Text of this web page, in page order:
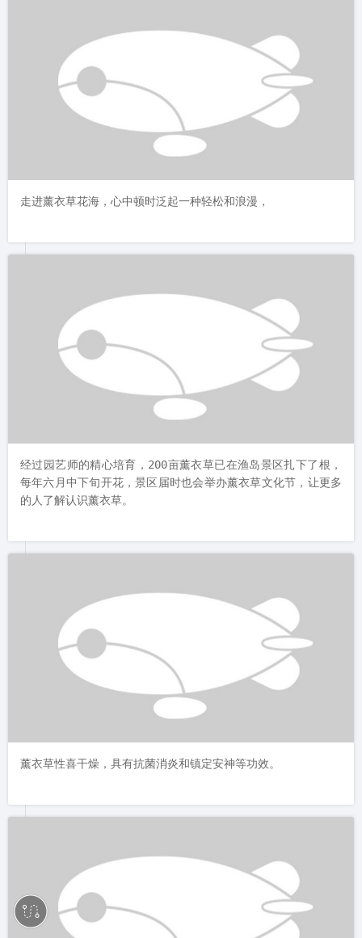
走进薰衣草花海，心中顿时泛起一种轻松和浪漫，
的人了解认识薰衣草。
薰衣草性喜干燥，具有抗菌消炎和镇定安神等功效。